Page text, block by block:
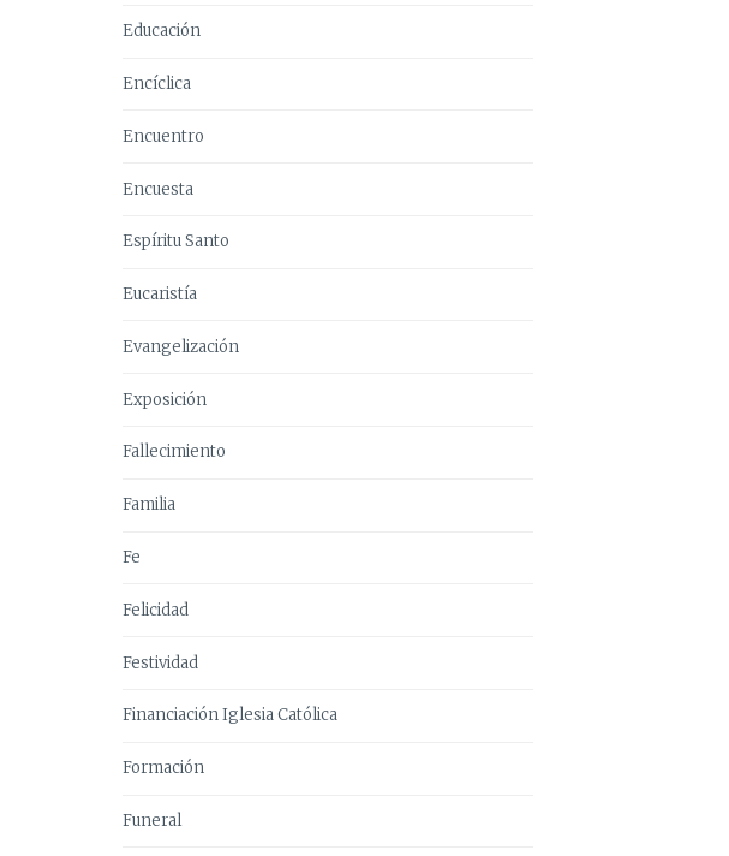
Educación
Encíclica
Encuentro
Encuesta
Espíritu Santo
Eucaristía
Evangelización
Exposición
Fallecimiento
Familia
Fe
Felicidad
Festividad
Financiación Iglesia Católica
Formación
Funeral